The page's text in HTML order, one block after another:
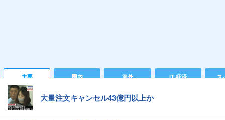
主要 国内 海外 IT 経済 ス
大量注文キャンセル43億円以上か